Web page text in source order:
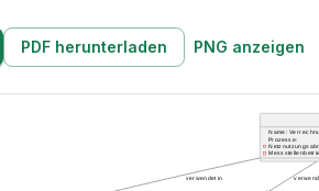
PDF herunterladen PNG anzeigen